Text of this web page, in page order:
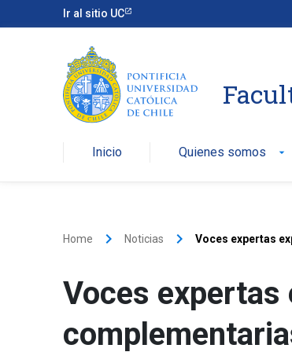
Ir al sitio UC
Inicio Quienes somos arrow_drop_down
Home keyboard_arrow_right Noticias keyboard_arrow_right Voces expertas
Voces